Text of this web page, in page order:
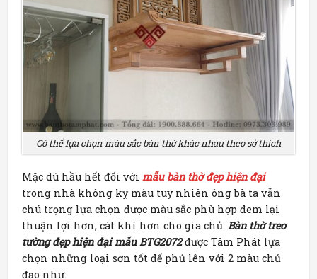
Có thể lựa chọn màu sắc bàn thờ khác nhau theo sở thích
Mặc dù hầu hết đối với mẫu bàn thờ đẹp hiện đại
trong nhà không kỵ màu tuy nhiên ông bà ta vẫn
chú trọng lựa chọn được màu sắc phù hợp đem lại
thuận lợi hơn, cát khí hơn cho gia chủ. Bàn thờ treo
tường đẹp hiện đại mẫu BTG2072được Tâm Phát lựa
chọn những loại sơn tốt để phủ lên với 2 màu chủ
đạo như: